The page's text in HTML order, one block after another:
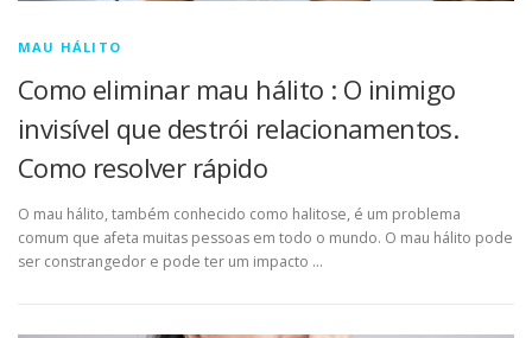
MAU HÁLITO
Como eliminar mau hálito : O inimigo
invisível que destrói relacionamentos.
Como resolver rápido
O mau hálito, também conhecido como halitose, é um problema
comum que afeta muitas pessoas em todo o mundo. O mau hálito pode
ser constrangedor e pode ter um impacto …